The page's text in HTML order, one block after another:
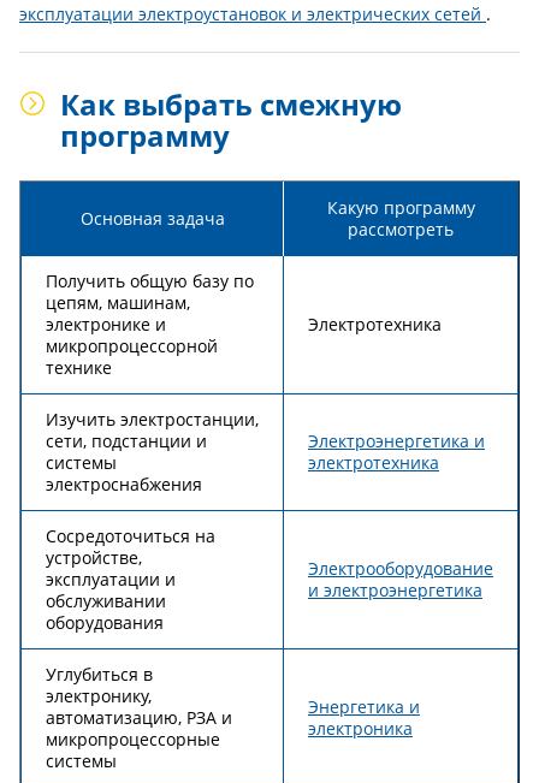
эксплуатации электроустановок и электрических сетей .
Как выбрать смежную
программу
Основная задача
Какую программу
рассмотреть
Получить общую базу по
цепям, машинам,
электронике и
микропроцессорной
технике
Электротехника
Изучить электростанции,
сети, подстанции и
системы
электроснабжения
Электроэнергетика и
электротехника
Сосредоточиться на
устройстве,
эксплуатации и
обслуживании
оборудования
Электрооборудование
и электроэнергетика
Углубиться в
электронику,
автоматизацию, РЗА и
микропроцессорные
системы
Энергетика и
электроника